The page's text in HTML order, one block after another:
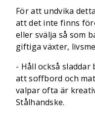
För att undvika
att det inte finns
eller svälja så som
giftiga växter,
- Håll också
att soffbord och
valpar ofta är
Stålhandske.